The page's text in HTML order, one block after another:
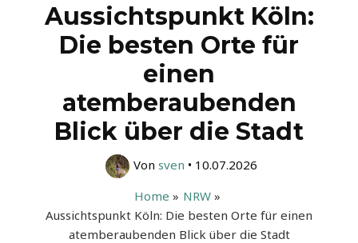
Aussichtspunkt Köln:
Die besten Orte für
einen
atemberaubenden
Blick über die Stadt
Von sven • 10.07.2026
Home
NRW
Aussichtspunkt Köln: Die besten Orte für einen
atemberaubenden Blick über die Stadt